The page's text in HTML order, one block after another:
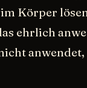
Körper
ehrlich